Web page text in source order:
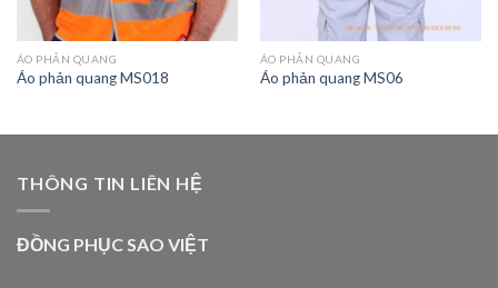
ÁO PHẢN QUANG
Áo phản quang MS018
ÁO PHẢN QUANG
Áo phản quang MS06
THÔNG TIN LIÊN HỆ
ĐỒNG PHỤC SAO VIỆT